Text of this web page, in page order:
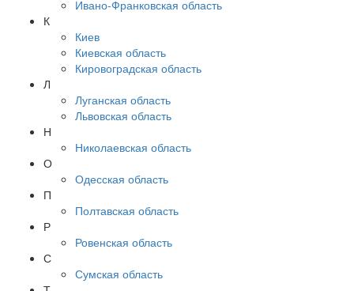
Ивано-Франковская область
К
Киев
Киевская область
Кировоградская область
Л
Луганская область
Львовская область
Н
Николаевская область
О
Одесская область
П
Полтавская область
Р
Ровенская область
С
Сумская область